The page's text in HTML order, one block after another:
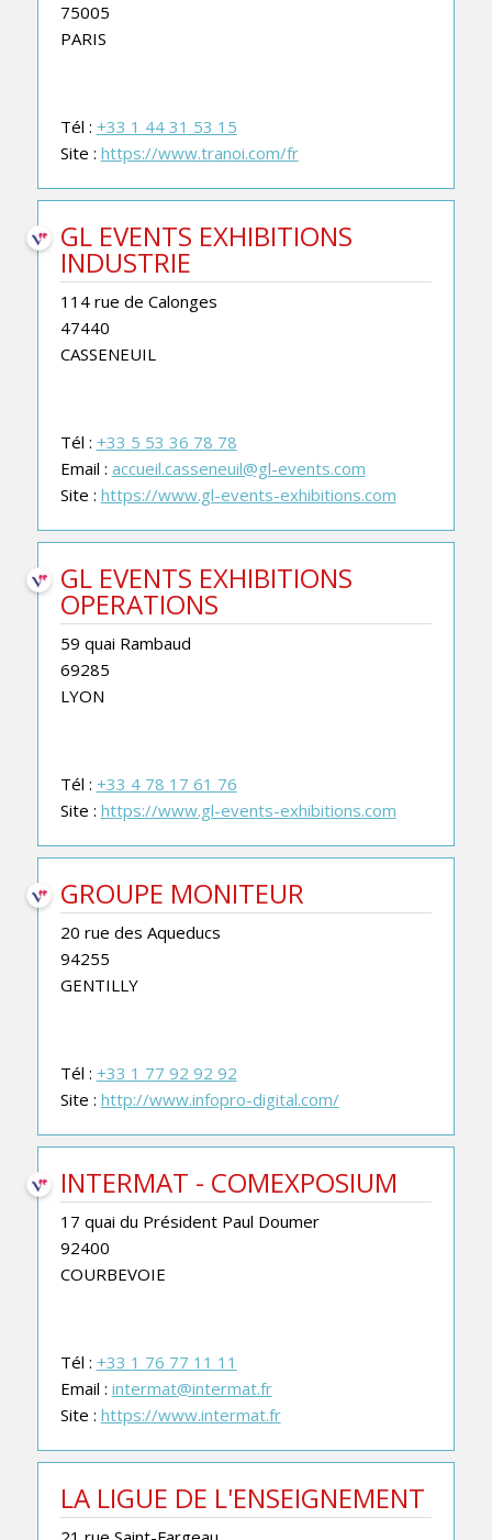
75005
PARIS
Tél : +33 1 44 31 53 15
Site : https://www.tranoi.com/fr
GL EVENTS EXHIBITIONS
INDUSTRIE
114 rue de Calonges
47440
CASSENEUIL
Tél : +33 5 53 36 78 78
Email : accueil.casseneuil@gl-events.com
Site : https://www.gl-events-exhibitions.com
GL EVENTS EXHIBITIONS
OPERATIONS
59 quai Rambaud
69285
LYON
Tél : +33 4 78 17 61 76
Site : https://www.gl-events-exhibitions.com
GROUPE MONITEUR
20 rue des Aqueducs
94255
GENTILLY
Tél : +33 1 77 92 92 92
Site : http://www.infopro-digital.com/
INTERMAT - COMEXPOSIUM
17 quai du Président Paul Doumer
92400
COURBEVOIE
Tél : +33 1 76 77 11 11
Email : intermat@intermat.fr
Site : https://www.intermat.fr
LA LIGUE DE L'ENSEIGNEMENT